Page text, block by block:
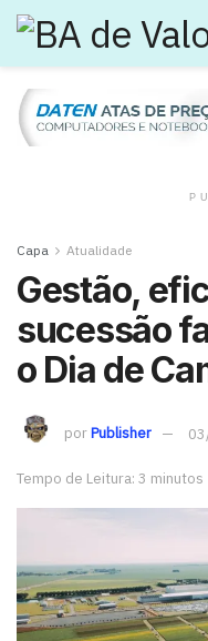
Capa Atualidade
Gestão,
sucessão
o Dia de
porPublisher
Tempo de Leitura: 3 minutos